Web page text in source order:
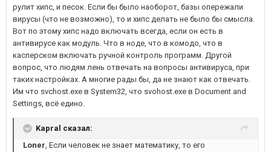
рулит хипс, и песок. Если бы было наоборот, базы опережали
вирусы (что не возможно), то и хипс делать не было бы смысла.
Вот по этому хипс надо включать всегда, если он есть в
антивирусе как модуль. Что в ноде, что в комодо, что в
касперском включать ручной контроль программ. Другой
вопрос, что людям лень отвечать на вопросы антивируса, при
таких настройках. А многие рады бы, да не знают как отвечать.
Им что svchost.exe в System32, что svohost.exe в Document and
Settings, всё едино.
Kapral сказал:
Loner, Если человек не знает математику, то его